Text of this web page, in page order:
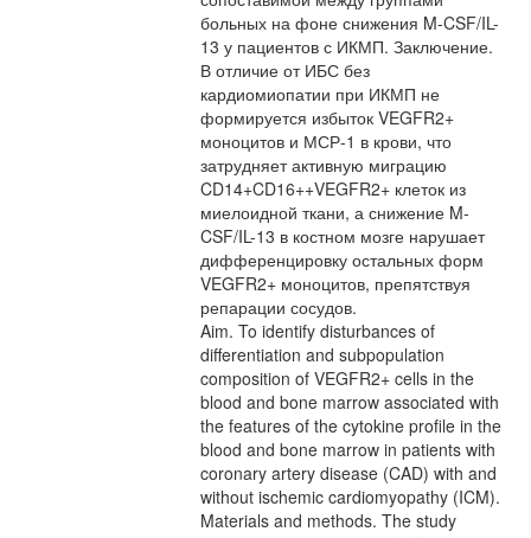
больных на фоне снижения M-CSF/IL-
13 у пациентов с ИКМП. Заключение.
В отличие от ИБС без
кардиомиопатии при ИКМП не
формируется избыток VEGFR2+
моноцитов и МСР-1 в крови, что
затрудняет активную миграцию
CD14+CD16++VEGFR2+ клеток из
миелоидной ткани, а снижение M-
CSF/IL-13 в костном мозге нарушает
дифференцировку остальных форм
VEGFR2+ моноцитов, препятствуя
репарации сосудов.
Aim. To identify disturbances of
differentiation and subpopulation
composition of VEGFR2+ cells in the
blood and bone marrow associated with
the features of the cytokine profile in the
blood and bone marrow in patients with
coronary artery disease (CAD) with and
without ischemic cardiomyopathy (ICM).
Materials and methods. The study